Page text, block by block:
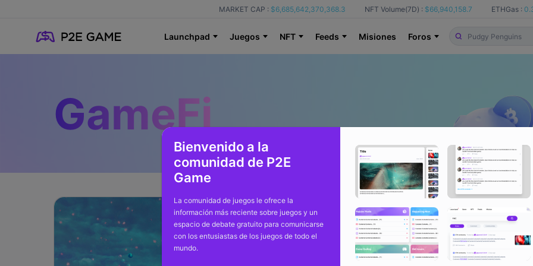
MARKET CAP : $6,685,642,370,368.3 NFT Volume(7D) : $66,940,158.7 ETHGas :
Launchpad Juegos NFT Feeds Misiones Foros
Bienvenido a la
comunidad de P2E
Game
La comunidad de juegos le ofrece la
información más reciente sobre juegos y un
espacio de debate gratuito para comunicarse
con los entusiastas de los juegos de todo el
mundo.
GameFi